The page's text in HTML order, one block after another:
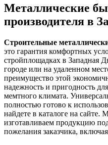
Металлические
производителя в
Строительные
это гарантия комфортных
стройплощадках в Западная
городе или на удаленном
преимущество этой
надежность и пригодность
мемтного климата.
полностью готово к
найдете в каталоге на сайте.
изготавливаем продукцию
пожелания заказчика,